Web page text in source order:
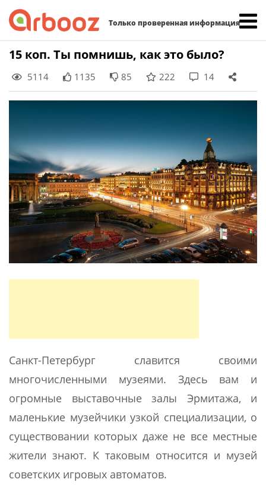
Только проверенная информация
Skip
content
15 коп. Ты помнишь, как это было?
5114 1135 85 222 14
Санкт-Петербург славится своими
многочисленными музеями. Здесь вам и
огромные выставочные залы Эрмитажа, и
маленькие музейчики узкой специализации, о
существовании которых даже не все местные
жители знают. К таковым относится и музей
советских игровых автоматов.
Найти: